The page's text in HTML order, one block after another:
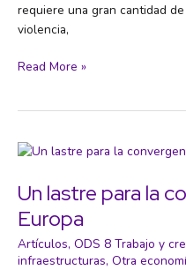
requiere una gran cantidad
violencia,
El
una
no
una
nube
Read More »
Un lastre para la
Europa
Artículos, ODS 8 Trabajo y
infraestructuras, Otra